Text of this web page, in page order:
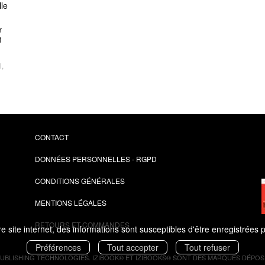
site internet, des informations sont susceptibles d'être enregistrées
Préférences
Tout accepter Tout refuser
CONTACT
DONNÉES PERSONNELLES - RGPD
CONDITIONS GÉNÉRALES
MENTIONS LÉGALES
RETOURS ET COMMANDES
TECHNOLOGIES. IZIBOOK®ETIZIBOOKS®SONT DES MARQUES